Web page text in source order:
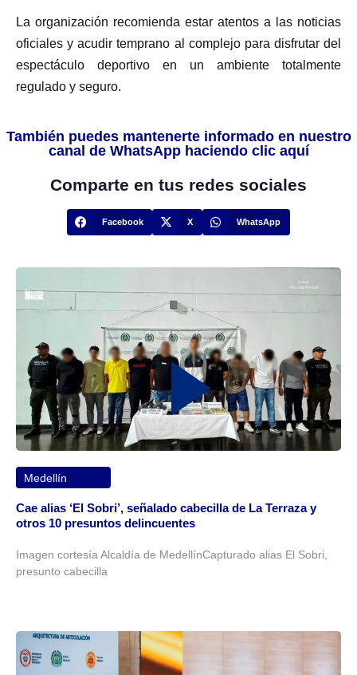
La organización recomienda estar atentos a las noticias
oficiales y acudir temprano al complejo para disfrutar del
espectáculo deportivo en un ambiente totalmente
regulado y seguro.
También puedes mantenerte informado en nuestro
canal de WhatsApp haciendo clic aquí
Comparte en tus redes sociales
Facebook X WhatsApp
Medellín
Cae alias ‘El Sobri’, señalado cabecilla de La Terraza y
otros 10 presuntos delincuentes
Imagen cortesía Alcaldía de MedellínCapturado alias El Sobri,
presunto cabecilla